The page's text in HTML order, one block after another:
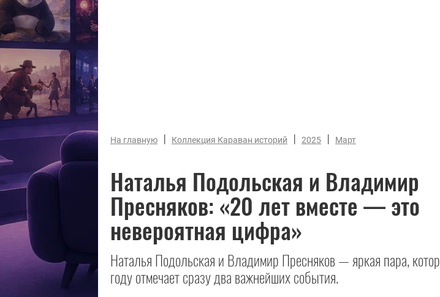
На главную | Коллекция Караван историй | 2025 | Март
Наталья Подольская и Владимир
Пресняков: «20 лет вместе — это
невероятная цифра»
Наталья Подольская и Владимир Пресняков — яркая пара,
году отмечает сразу два важнейших события.